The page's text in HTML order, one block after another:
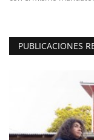
PUBLICACIONES